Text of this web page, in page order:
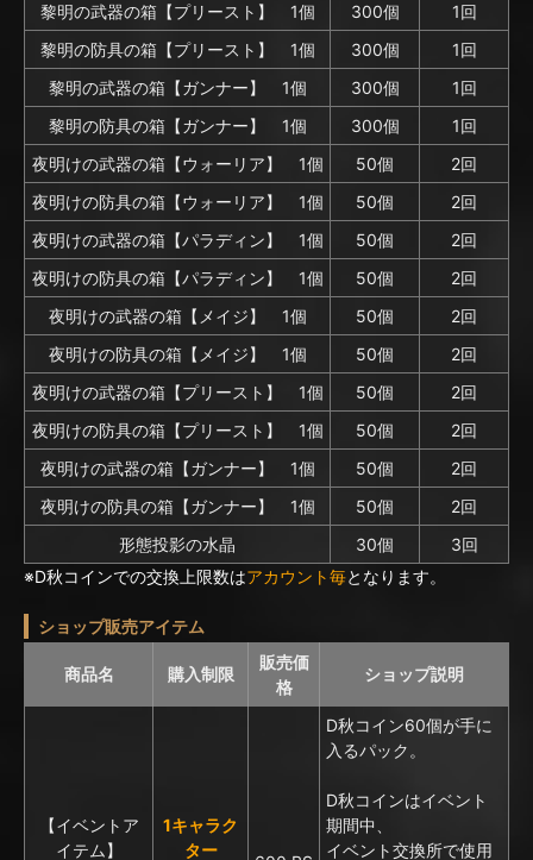
黎明の武器の箱【プリースト】 1個
300個
1回
黎明の防具の箱【プリースト】 1個
300個
1回
黎明の武器の箱【ガンナー】 1個
300個
1回
黎明の防具の箱【ガンナー】 1個
300個
1回
夜明けの武器の箱【ウォーリア】 1個
50個
2回
夜明けの防具の箱【ウォーリア】 1個
50個
2回
夜明けの武器の箱【パラディン】 1個
50個
2回
夜明けの防具の箱【パラディン】 1個
50個
2回
夜明けの武器の箱【メイジ】 1個
50個
2回
夜明けの防具の箱【メイジ】 1個
50個
2回
夜明けの武器の箱【プリースト】 1個
50個
2回
夜明けの防具の箱【プリースト】 1個
50個
2回
夜明けの武器の箱【ガンナー】 1個
50個
2回
夜明けの防具の箱【ガンナー】 1個
50個
2回
形態投影の水晶
30個
3回
※D秋コインでの交換上限数はアカウント毎となります。
ショップ販売アイテム
商品名 購入制限
販売価
格
ショップ説明
【イベントア
イテム】
1キャラク
ター
D秋コイン60個が手に
入るパック。
D秋コインはイベント
期間中、
イベント交換所で使用